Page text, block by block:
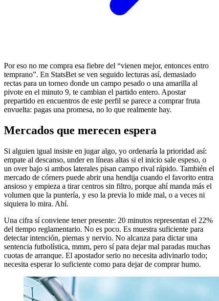
Por eso no me compra esa fiebre del “vienen mejor, entonces entro
temprano”. En StatsBet se ven seguido lecturas así, demasiado
rectas para un torneo donde un campo pesado o una amarilla al
pivote en el minuto 9, te cambian el partido entero. Apostar
prepartido en encuentros de este perfil se parece a comprar fruta
envuelta: pagas una promesa, no lo que realmente hay.
Mercados que merecen espera
Si alguien igual insiste en jugar algo, yo ordenaría la prioridad así:
empate al descanso, under en líneas altas si el inicio sale espeso, o
un over bajo si ambos laterales pisan campo rival rápido. También el
mercado de córners puede abrir una hendija cuando el favorito entra
ansioso y empieza a tirar centros sin filtro, porque ahí manda más el
volumen que la puntería, y eso la previa lo mide mal, o a veces ni
siquiera lo mira. Ahí.
Una cifra sí conviene tener presente: 20 minutos representan el 22%
del tiempo reglamentario. No es poco. Es muestra suficiente para
detectar intención, piernas y nervio. No alcanza para dictar una
sentencia futbolística, mmm, pero sí para dejar mal paradas muchas
cuotas de arranque. El apostador serio no necesita adivinarlo todo;
necesita esperar lo suficiente como para dejar de comprar humo.